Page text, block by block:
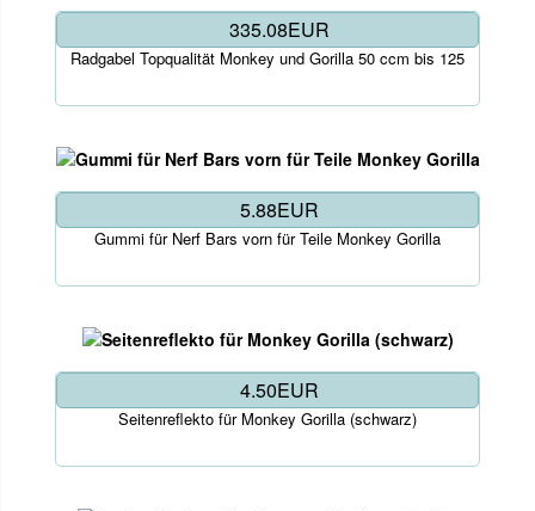
335.08EUR
Radgabel Topqualität Monkey und Gorilla 50 ccm bis 125
5.88EUR
Gummi für Nerf Bars vorn für Teile Monkey Gorilla
4.50EUR
Seitenreflekto für Monkey Gorilla (schwarz)